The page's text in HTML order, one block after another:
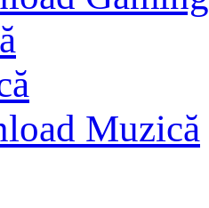
Muzică